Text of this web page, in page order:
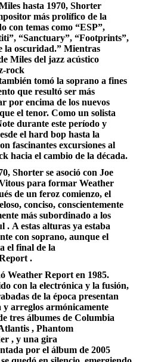
hasta 1970, Shorter
más prolífico de la
con temas como “ESP”,
“Sanctuary”, “Footprints”,
la oscuridad.” Mientras
Miles del jazz acústico
rock
tomó la soprano a fines
que resultó ser más
por encima de los nuevos
el tenor. Como un solista
durante este período y
el hard bop hasta la
fascinantes excursiones al
hacia el cambio de la década.
Shorter se asoció con Joe
para formar Weather
de un feroz comienzo, el
conciso, conscientemente
más subordinado a los
. A estas alturas ya estaba
con soprano, aunque el
el final de la
.
Weather Report en 1985.
con la electrónica y la fusión,
de la época presentan
arreglos armónicamente
tres álbumes de Columbia
, Phantom
, y una gira
por el álbum de 2005